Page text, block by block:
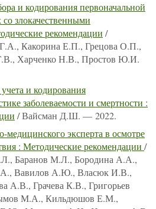
и кодирования первоначальной
злокачественными
рекомендации /
Какорина Е.П., Грецова О.П.,
Харченко Н.В., Простов Ю.И.
и кодирования
заболеваемости и смертности :
/ Вайсман Д.Ш. — 2022.
медицинского эксперта в осмотре
: Методические рекомендации /
Баранов М.Л., Бородина А.А.,
Вавилов А.Ю., Власюк И.В.,
А.В., Грачева К.В., Григорьев
М.А., Кильдюшов Е.М.,